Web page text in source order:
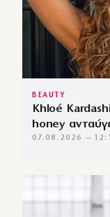
BEAUTY
Khloé
honey
07.08.2026 —